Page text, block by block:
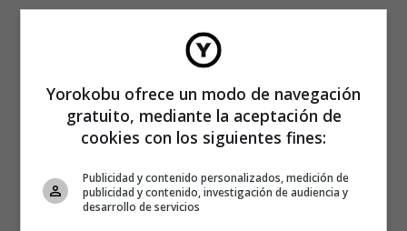
Yorokobu ofrece un modo de navegación
gratuito, mediante la aceptación de
cookies con los siguientes fines:
Publicidad y contenido personalizados, medición de
publicidad y contenido, investigación de audiencia y
desarrollo de servicios